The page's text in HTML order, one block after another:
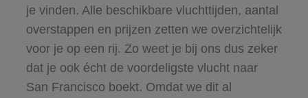
je vinden. Alle beschikbare vluchttijden, aantal
overstappen en prijzen zetten we overzichtelijk
voor je op een rij. Zo weet je bij ons dus zeker
dat je ook écht de voordeligste vlucht naar
San Francisco boekt. Omdat we dit al